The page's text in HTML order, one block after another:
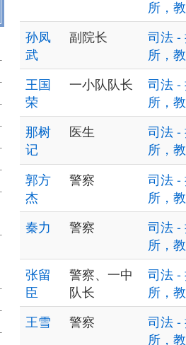
所，
孙凤
武
副院长
司法 -
所，
王国
荣
一小队队长
司法 -
所，
那树
记
医生
司法 -
所，
郭方
杰
警察
司法 -
所，
秦力
警察
司法 -
所，
张留
臣
警察、一中
队长
司法 -
所，
王雪
警察
司法 -
所，